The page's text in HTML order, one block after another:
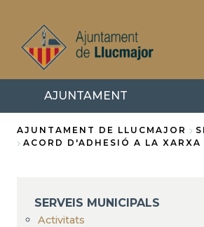
Inhalt
AJUNTAMENT
AJUNTAMENT DE LLUCMAJOR
ACORD D'ADHESIÓ A LA
SERVEIS MUNICIPALS
Activitats